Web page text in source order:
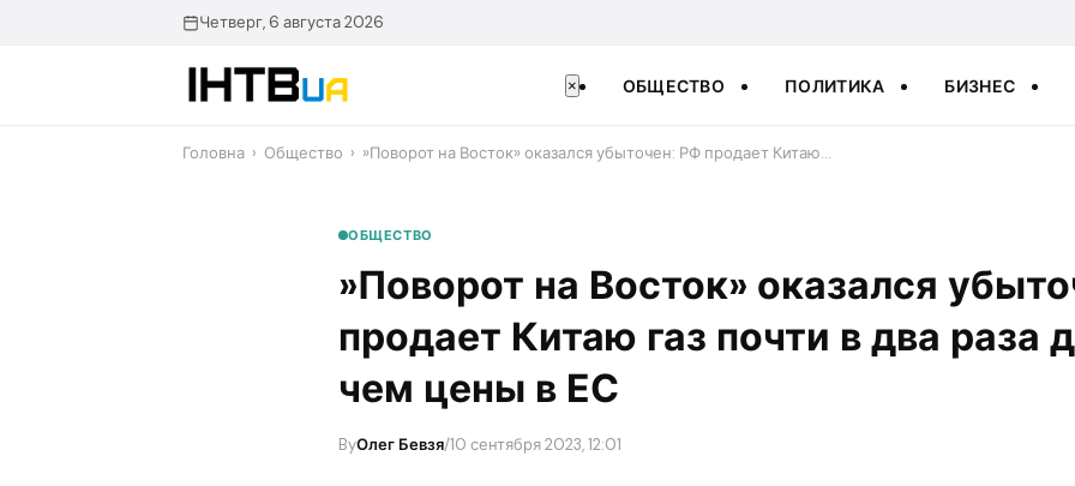
Четверг, 6 августа 2026
× ОБЩЕСТВО ПОЛИТИКА БИЗНЕС
Головна › Общество › ​»Поворот на Восток» оказался убыточен: РФ продает Китаю…
ОБЩЕСТВО
​»Поворот на Восток» оказался
продает Китаю газ почти в два раза
чем цены в ЕС
ByОлег Бевзя/10 сентября 2023, 12:01